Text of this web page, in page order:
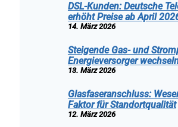
DSL-Kunden: Deutsche
erhöht Preise ab April
14. März 2026
Steigende Gas- und
Energieversorger
13. März 2026
Glasfaseranschluss:
Faktor für Standortqualität
12. März 2026